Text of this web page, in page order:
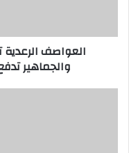
الثمن
العواصف
والجماهير